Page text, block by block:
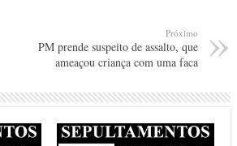
Próximo
PM prende suspeito de assalto, que
ameaçou criança com uma faca